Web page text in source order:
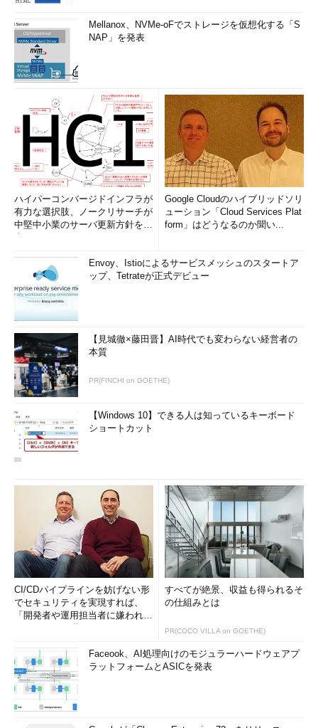
Mellanox、NVMe-oFでストレージを仮想化する「S
NAP」を発表
ハイパーコンバージドインフラが
有力な選択肢、ノークリサーチが
中堅中小業のサーバ更新方針を調
Google Cloudのハイブリッドソリ
ューション「Cloud Services Plat
form」はどうなるのか聞い...
Envoy、Istioによるサービスメッシュのスタートア
ップ、Tetrateが正式デビュー
【見城徹×藤田晋】AI時代でも変わらない経営者の
本質
PR(FINCHI on GOETHE)
【Windows 10】できる人は知っているキーボード
ショートカット
CI/CDパイプラインを妨げない形
でセキュリティを実現すれば、
「開発者や運用担当者に嫌われな
すべてが絶景、収益も得られるそ
の仕組みとは
PR(COCO VILLA on GOETHE)
Faceook、AI処理向けのモジュラーハードウェアプ
ラットフォームとASICを発表